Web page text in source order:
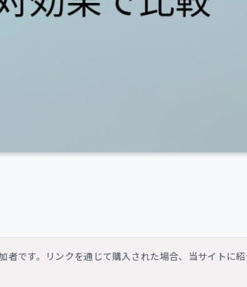
です。リンクを通じて購入された場合、当サイトに